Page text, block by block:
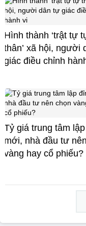
Hình thành ‘trật tự
thân’ xã hội, người
giác điều chỉnh
Tỷ giá trung tâm
mới, nhà đầu tư
vàng hay cổ phiếu?